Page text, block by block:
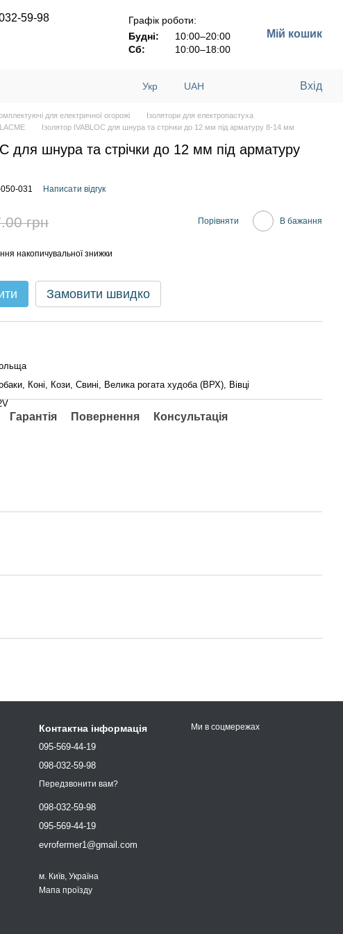
59-98
Графік роботи:
Будні:
10:00–20:00
Сб:
10:00–18:00
Мій кошик
Укр UAH Вхід
для електричної огорожі
Ізолятори для електропастуха
Ізолятор IVABLOC для шнура та стрічки до 12 мм під арматуру 8-14 мм
для шнура та стрічки до 12 мм під арматуру
031 Написати відгук
грн Порівняти В бажання
накопичувальної знижки
Замовити швидко
Коні, Кози, Свині, Велика рогата худоба (ВРХ), Вівці
Гарантія Повернення Консультація
Контактна інформація
095-569-44-19
098-032-59-98
Передзвонити вам?
098-032-59-98
095-569-44-19
evrofermer1@gmail.com
м. Київ, Україна
Мапа проїзду
Ми в соцмережах